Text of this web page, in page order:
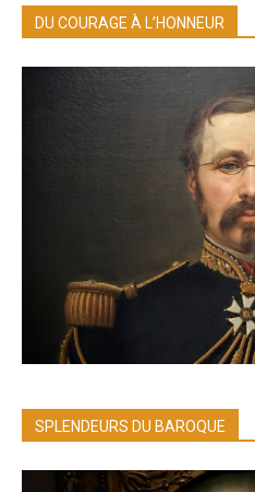
DU COURAGE À L’HONNEUR
SPLENDEURS DU BAROQUE